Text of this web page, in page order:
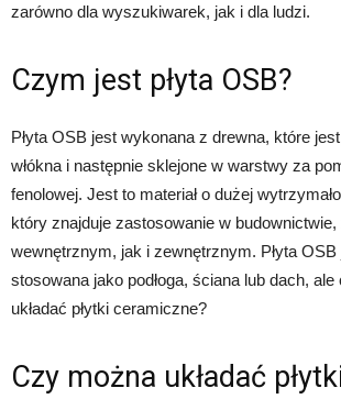
zarówno dla wyszukiwarek, jak i dla ludzi.
Czym jest płyta OSB?
Płyta OSB jest wykonana z drewna, które
włókna i następnie sklejone w warstwy za
fenolowej. Jest to materiał o dużej
który znajduje zastosowanie w
wewnętrznym, jak i zewnętrznym. Płyta
stosowana jako podłoga, ściana lub dach,
układać płytki ceramiczne?
Czy można układać